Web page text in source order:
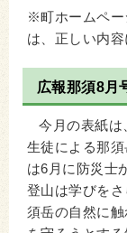
※町ホームペー
は、正しい内容
広報那須8月
今月の表紙は
生徒による那
は6月に防災士
登山は学びを
須岳の自然に